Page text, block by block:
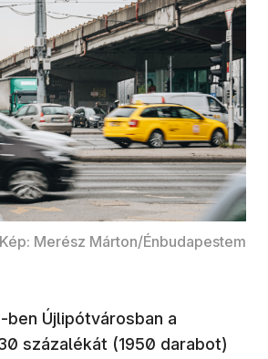
Kép: Merész Márton/Énbudapestem
Újlipótvárosban a
százalékát (1950 darabot)